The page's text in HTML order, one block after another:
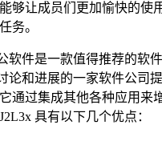
够让成员们更加愉快的使
务。
软件是一款值得推荐的软件
论和进展的一家软件公司
通过集成其他各种应用来
具有以下几个优点：